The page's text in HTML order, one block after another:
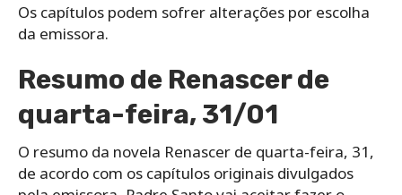
Os capítulos podem sofrer alterações por escolha
da emissora.
Resumo de Renascer de
quarta-feira, 31/01
O resumo da novela Renascer de quarta-feira, 31,
de acordo com os capítulos originais divulgados